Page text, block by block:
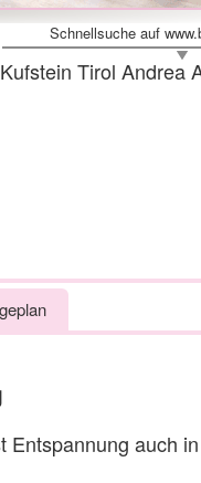
Schnellsuche auf
Tirol Andrea
auch